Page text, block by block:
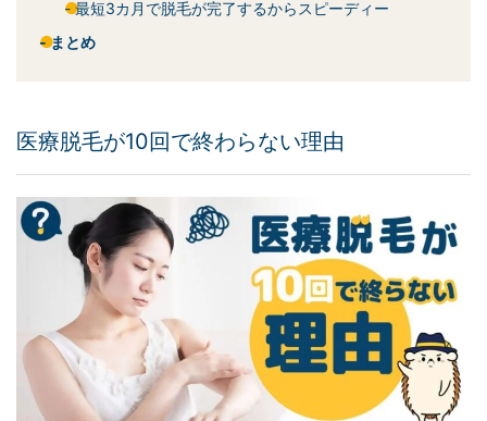
最短3カ月で脱毛が完了するからスピーディー
まとめ
医療脱毛が10回で終わらない理由